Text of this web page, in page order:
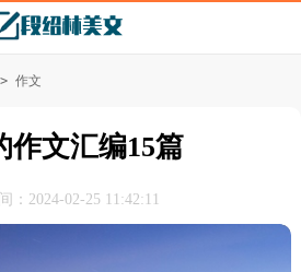
> 作文
作文汇编15篇
：2024-02-25 11:42:11